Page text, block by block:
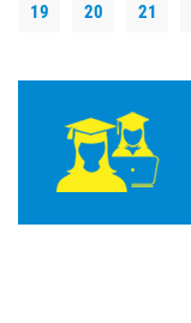
19
20 21